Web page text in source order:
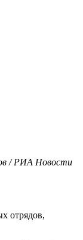
/ РИА Новости
отрядов,